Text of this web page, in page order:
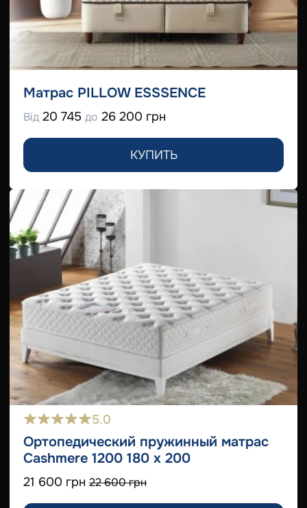
Матрас PILLOW ESSSENCE
Від 20 745 до 26 200 грн
КУПИТЬ
5.0
Ортопедический пружинный матрас
Cashmere 1200 180 x 200
21 600 грн 22 600 грн